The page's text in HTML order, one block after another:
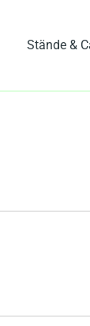
Stände &